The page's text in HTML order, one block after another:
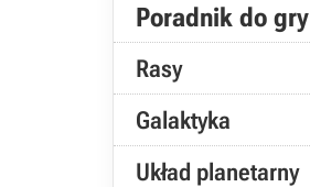
Poradnik do gry
Rasy
Galaktyka
Układ planetarny